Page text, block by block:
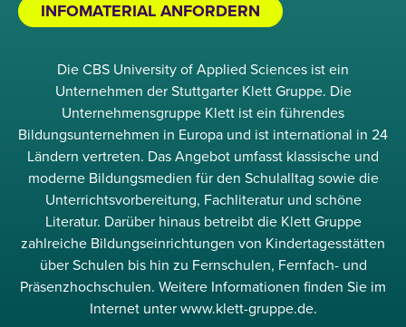
INFOMATERIAL ANFORDERN
Die CBS University of Applied Sciences ist ein
Unternehmen der Stuttgarter Klett Gruppe. Die
Unternehmensgruppe Klett ist ein führendes
Bildungsunternehmen in Europa und ist international in 24
Ländern vertreten. Das Angebot umfasst klassische und
moderne Bildungsmedien für den Schulalltag sowie die
Unterrichtsvorbereitung, Fachliteratur und schöne
Literatur. Darüber hinaus betreibt die Klett Gruppe
zahlreiche Bildungseinrichtungen von Kindertagesstätten
über Schulen bis hin zu Fernschulen, Fernfach- und
Präsenzhochschulen. Weitere Informationen finden Sie im
Internet unter www.klett-gruppe.de.